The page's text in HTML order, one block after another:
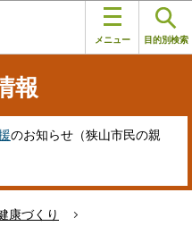
メニュー 目的別検索
報
のお知らせ（狭山市民の親
康づくり